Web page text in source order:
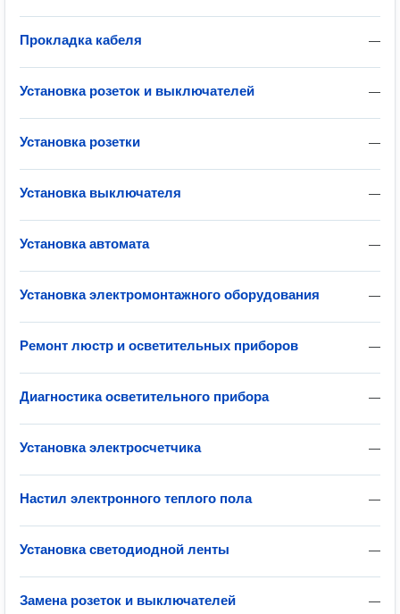
—
Прокладка кабеля
—
Установка розеток и выключателей
—
Установка розетки
—
Установка выключателя
—
Установка автомата
—
Установка электромонтажного оборудования
—
Ремонт люстр и осветительных приборов
—
Диагностика осветительного прибора
—
Установка электросчетчика
—
Настил электронного теплого пола
—
Установка светодиодной ленты
—
Замена розеток и выключателей